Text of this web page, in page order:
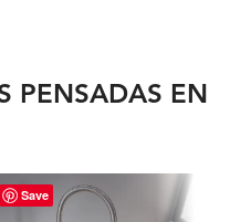
PENSADAS EN
Save